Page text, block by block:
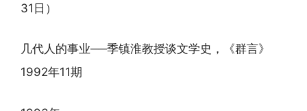
31日）
几代人的事业──季镇淮教授谈文学史，《群言》
1992年11期